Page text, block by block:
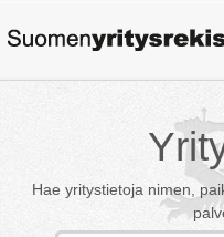
Hae yritystietoja nimen,